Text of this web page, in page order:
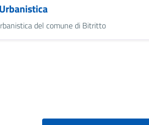
del comune di Bitritto